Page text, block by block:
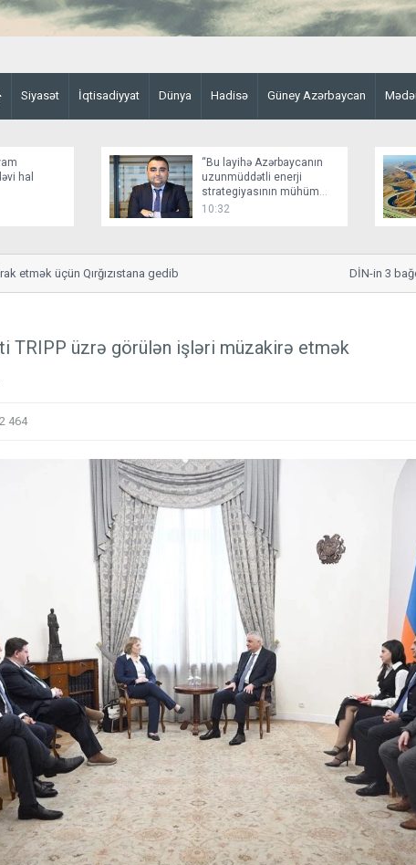
Siyasət İqtisadiyyat Dünya Hadisə Güney Azərbaycan
hal
“Bu layihə Azərbaycanın
uzunmüddətli enerji
strategiyasının mühüm
elementidir”
10:32
üçün Qırğızıstana gedib DİN-in 3
TRIPP üzrə görülən işləri müzakirə etmək
2 464